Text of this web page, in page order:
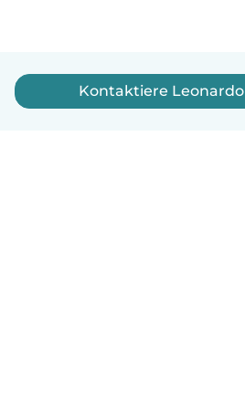
Kontaktiere Leonardo